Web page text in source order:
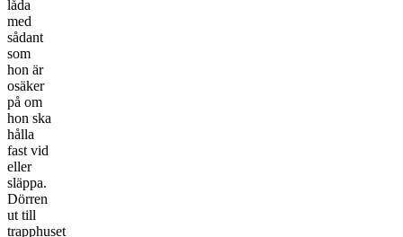
låda
med
sådant
som
hon är
osäker
på om
hon ska
hålla
fast vid
eller
släppa.
Dörren
ut till
trapphuset